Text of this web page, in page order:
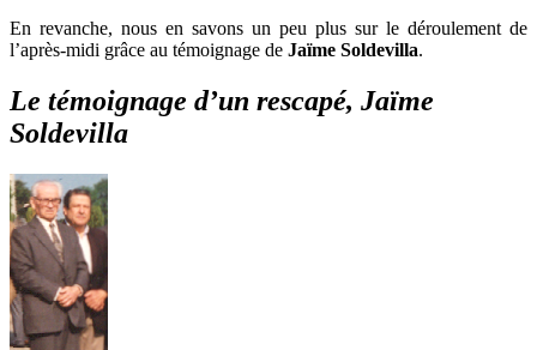
En revanche, nous en savons un peu plus sur le déroulement de
l’après-midi grâce au témoignage de Jaïme Soldevilla.
Le témoignage d’un rescapé, Jaïme
Soldevilla